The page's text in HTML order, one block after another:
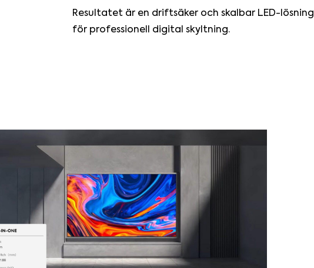
Resultatet är en driftsäker och skalbar LED-lösning
för professionell digital skyltning.